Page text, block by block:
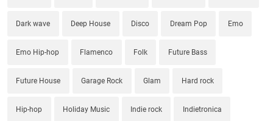
Dark wave Deep House Disco Dream Pop Emo
Emo Hip-hop Flamenco Folk Future Bass
Future House Garage Rock Glam Hard rock
Hip-hop Holiday Music Indie rock Indietronica